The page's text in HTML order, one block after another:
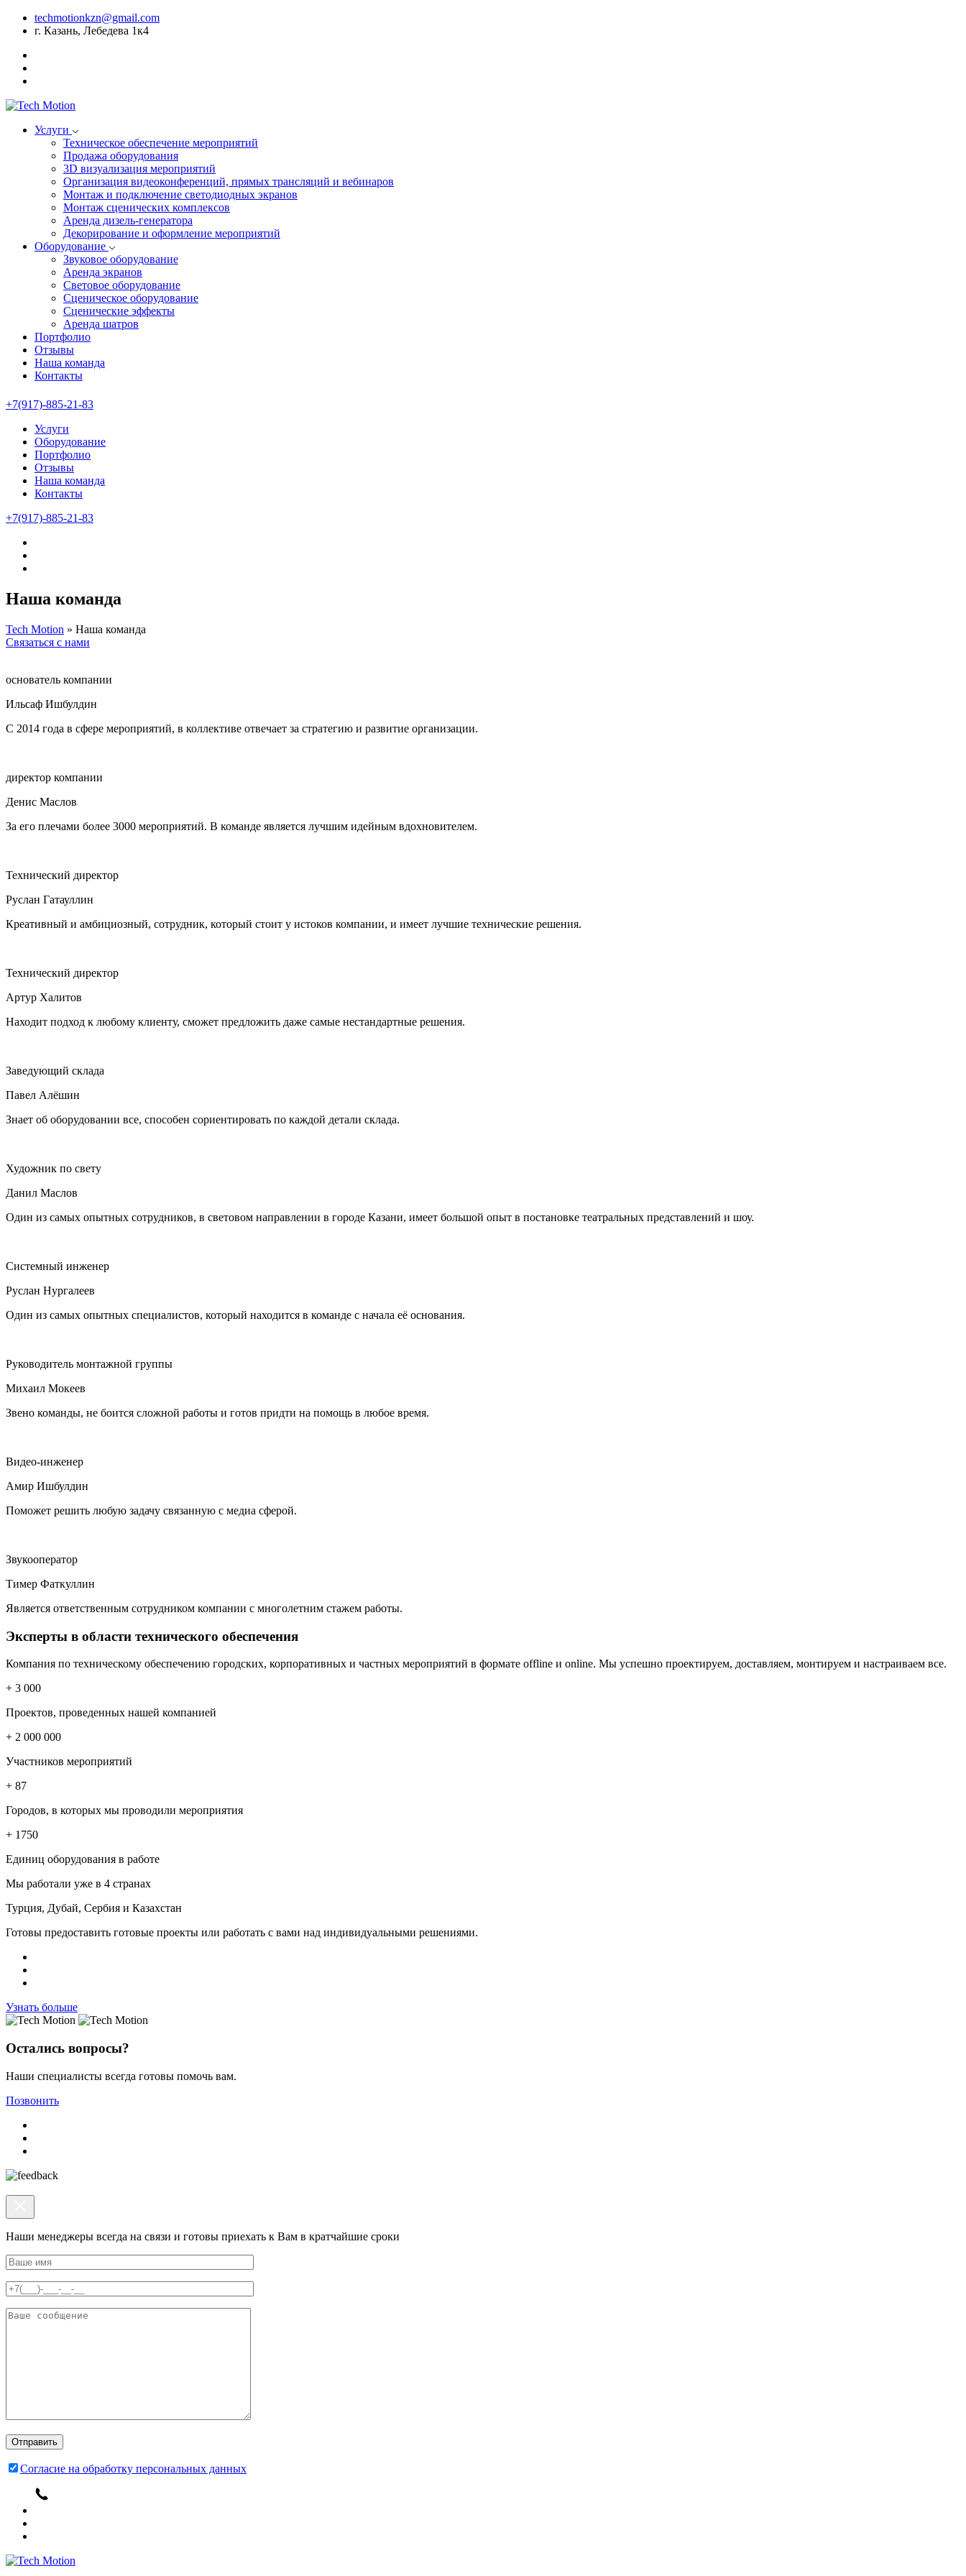
techmotionkzn@gmail.com
г. Казань, Лебедева 1к4
Услуги
Техническое обеспечение мероприятий
Продажа оборудования
3D визуализация мероприятий
Организация видеоконференций, прямых трансляций и вебинаров
Монтаж и подключение светодиодных экранов
Монтаж сценических комплексов
Аренда дизель-генератора
Декорирование и оформление мероприятий
Оборудование
Звуковое оборудование
Аренда экранов
Световое оборудование
Сценическое оборудование
Сценические эффекты
Аренда шатров
Портфолио
Отзывы
Наша команда
Контакты
+7(917)-885-21-83
Услуги
Оборудование
Портфолио
Отзывы
Наша команда
Контакты
+7(917)-885-21-83
Наша команда
Tech Motion » Наша команда
Связаться с нами
основатель компании
Ильсаф Ишбулдин
С 2014 года в сфере мероприятий, в коллективе отвечает за стратегию и развитие организации.
директор компании
Денис Маслов
За его плечами более 3000 мероприятий. В команде является лучшим идейным вдохновителем.
Технический директор
Руслан Гатауллин
Креативный и амбициозный, сотрудник, который стоит у истоков компании, и имеет лучшие технические решения.
Технический директор
Артур Халитов
Находит подход к любому клиенту, сможет предложить даже самые нестандартные решения.
Заведующий склада
Павел Алёшин
Знает об оборудовании все, способен сориентировать по каждой детали склада.
Художник по свету
Данил Маслов
Один из самых опытных сотрудников, в световом направлении в городе Казани, имеет большой опыт в постановке театральных представлений и шоу.
Системный инженер
Руслан Нургалеев
Один из самых опытных специалистов, который находится в команде с начала её основания.
Руководитель монтажной группы
Михаил Мокеев
Звено команды, не боится сложной работы и готов придти на помощь в любое время.
Видео-инженер
Амир Ишбулдин
Поможет решить любую задачу связанную с медиа сферой.
Звукооператор
Тимер Фаткуллин
Является ответственным сотрудником компании с многолетним стажем работы.
Эксперты в области технического обеспечения
Компания по техническому обеспечению городских, корпоративных и частных мероприятий в формате offline и online. Мы успешно проектируем, доставляем, монтируем и настраиваем все.
+ 3 000
Проектов, проведенных нашей компанией
+ 2 000 000
Участников мероприятий
+ 87
Городов, в которых мы проводили мероприятия
+ 1750
Единиц оборудования в работе
Мы работали уже в 4 странах
Турция, Дубай, Сербия и Казахстан
Готовы предоставить готовые проекты или работать с вами над индивидуальными решениями.
Узнать больше
Остались вопросы?
Наши специалисты всегда готовы помочь вам.
Позвонить
Наши менеджеры всегда на связи и готовы приехать к Вам в кратчайшие сроки
Согласие на обработку персональных данных